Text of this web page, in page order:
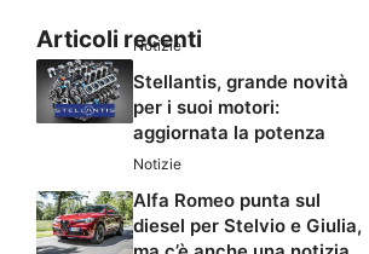
Articoli recenti
Notizie
Stellantis, grande novità
per i suoi motori:
aggiornata la potenza
Notizie
Alfa Romeo punta sul
diesel per Stelvio e Giulia,